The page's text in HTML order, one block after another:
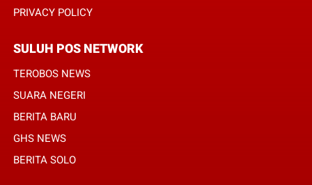
PRIVACY POLICY
SULUH POS NETWORK
TEROBOS NEWS
SUARA NEGERI
BERITA BARU
GHS NEWS
BERITA SOLO